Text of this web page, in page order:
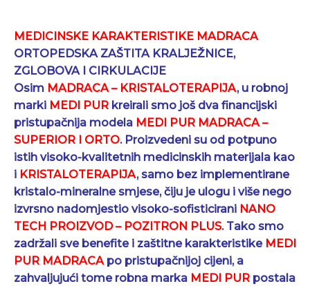
MEDICINSKE KARAKTERISTIKE MADRACA
ORTOPEDSKA ZAŠTITA KRALJEŽNICE,
ZGLOBOVA I CIRKULACIJE
Osim MADRACA – KRISTALOTERAPIJA, u robnoj
marki MEDI PUR kreirali smo još dva financijski
pristupačnija modela MEDI PUR MADRACA –
SUPERIOR I ORTO. Proizvedeni su od potpuno
istih visoko-kvalitetnih medicinskih materijala kao
i KRISTALOTERAPIJA, samo bez implementirane
kristalo-mineralne smjese, čiju je ulogu i više nego
izvrsno nadomjestio visoko-sofisticirani NANO
TECH PROIZVOD – POZITRON PLUS. Tako smo
zadržali sve benefite i zaštitne karakteristike MEDI
PUR MADRACApo pristupačnijoj cijeni, a
zahvaljujući tome robna marka MEDI PUR postala